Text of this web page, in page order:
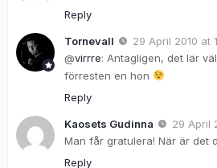
Reply
Tornevall
29 April 2010 at
@virrre: Antagligen, det lär
förresten en hon
Reply
Kaosets Gudinna
29 April
Man får gratulera! När är det
Reply